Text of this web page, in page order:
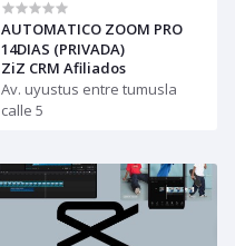
AUTOMATICO ZOOM PRO
14DIAS (PRIVADA)
ZiZ CRM Afiliados
Av. uyustus entre tumusla
calle 5